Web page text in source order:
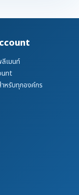
เมนท์
หรับทุกองค์กร